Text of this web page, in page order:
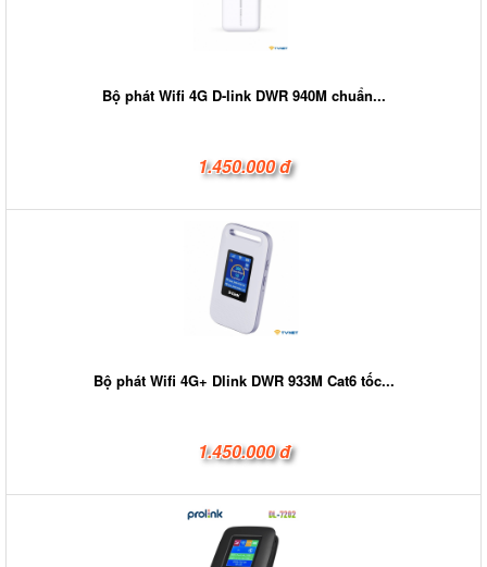
Bộ phát Wifi 4G D-link DWR 940M chuẩn...
1.450.000 đ
Bộ phát Wifi 4G+ Dlink DWR 933M Cat6 tốc...
1.450.000 đ